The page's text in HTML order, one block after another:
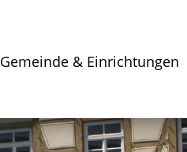
Gemeinde & Einrichtungen